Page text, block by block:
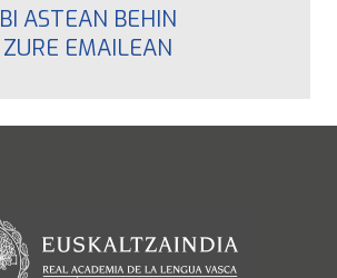
BI ASTEAN BEHIN
ZURE EMAILEAN